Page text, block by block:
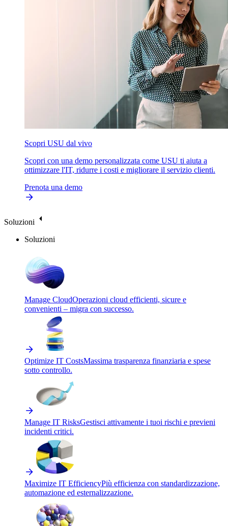
Scopri USU dal vivo
Scopri con una demo personalizzata come USU ti aiuta a
ottimizzare l'IT, ridurre i costi e migliorare il servizio clienti.
Prenota una demo
Soluzioni
Soluzioni
Manage CloudOperazioni cloud efficienti, sicure e
convenienti – migra con successo.
Optimize IT CostsMassima trasparenza finanziaria e spese
sotto controllo.
Manage IT RisksGestisci attivamente i tuoi rischi e previeni
incidenti critici.
Maximize IT EfficiencyPiù efficienza con standardizzazione,
automazione ed esternalizzazione.